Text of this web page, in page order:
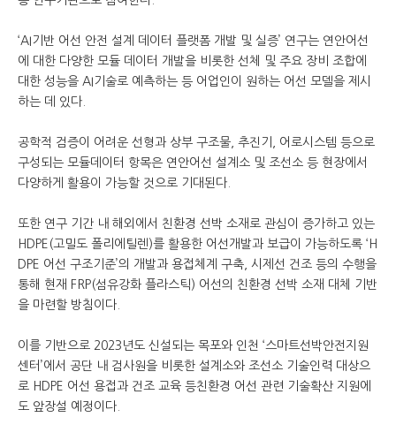
‘AI기반 어선 안전 설계 데이터 플랫폼 개발 및 실증’ 연구는 연안어선
에 대한 다양한 모듈 데이터 개발을 비롯한 선체 및 주요 장비 조합에
대한 성능을 AI기술로 예측하는 등 어업인이 원하는 어선 모델을 제시
하는 데 있다.
공학적 검증이 어려운 선형과 상부 구조물, 추진기, 어로시스템 등으로
구성되는 모듈데이터 항목은 연안어선 설계소 및 조선소 등 현장에서
다양하게 활용이 가능할 것으로 기대된다.
또한 연구 기간 내 해외에서 친환경 선박 소재로 관심이 증가하고 있는
HDPE(고밀도 폴리에틸렌)를 활용한 어선개발과 보급이 가능하도록 ‘H
DPE 어선 구조기준’의 개발과 용접체계 구축, 시제선 건조 등의 수행을
통해 현재 FRP(섬유강화 플라스틱) 어선의 친환경 선박 소재 대체 기반
을 마련할 방침이다.
이를 기반으로 2023년도 신설되는 목포와 인천 ‘스마트선박안전지원
센터’에서 공단 내 검사원을 비롯한 설계소와 조선소 기술인력 대상으
로 HDPE 어선 용접과 건조 교육 등친환경 어선 관련 기술확산 지원에
도 앞장설 예정이다.